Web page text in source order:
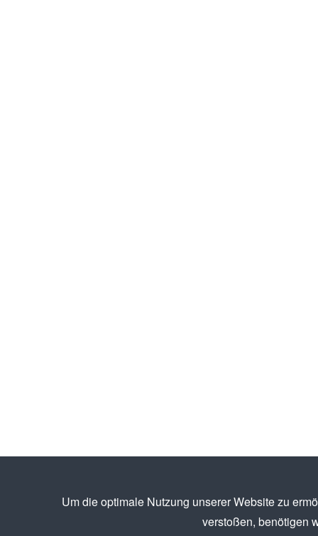
Um die optimale Nutzung unserer Website zu
verstoßen, benötigen